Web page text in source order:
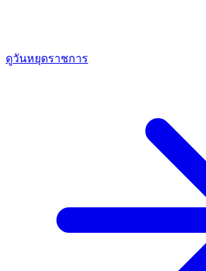
ดูวันหยุดราชการ